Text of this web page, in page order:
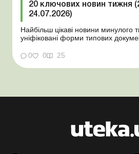
20 ключових новин тижня
24.07.2026)
Найбільш цікаві новини минулого
уніфіковані форми типових
координаційного центру з
працівника виявлено статус «у
знати роботодавцям Закон про
0 0 25